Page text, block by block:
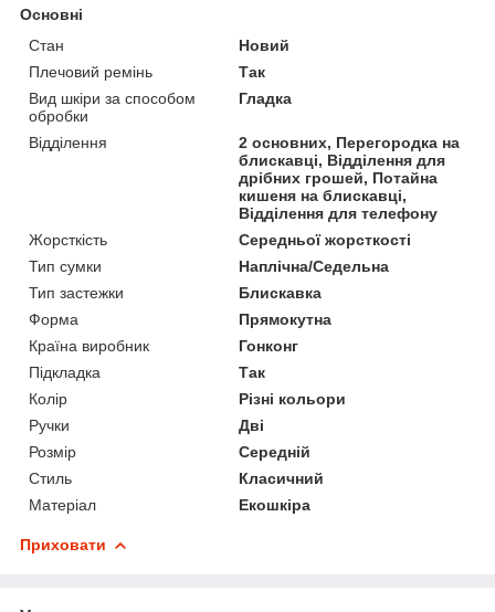
Основні
Стан
Новий
Плечовий ремінь
Так
Вид шкіри за способом
обробки
Гладка
Відділення
2 основних, Перегородка на
блискавці, Відділення для
дрібних грошей, Потайна
кишеня на блискавці,
Відділення для телефону
Жорсткість
Середньої жорсткості
Тип сумки
Наплічна/Седельна
Тип застежки
Блискавка
Форма
Прямокутна
Країна виробник
Гонконг
Підкладка
Так
Колір
Різні кольори
Ручки
Дві
Розмір
Середній
Стиль
Класичний
Матеріал
Екошкіра
Приховати